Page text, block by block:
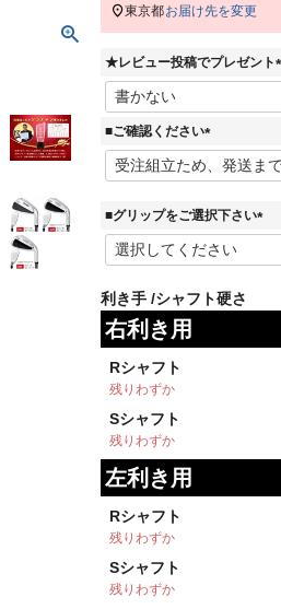
東京都お届け先を変更
★レビュー投稿でプレゼント
(
■ご確認ください
(
必
)
■グリップをご選択下さい
(
利き手 シャフト硬さ
右利き用
Rシャフト
残りわずか
Sシャフト
残りわずか
左利き用
Rシャフト
残りわずか
Sシャフト
残りわずか